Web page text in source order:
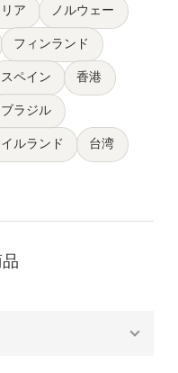
ア ノルウェー
フィンランド
スペイン 香港
ブラジル
ルランド 台湾